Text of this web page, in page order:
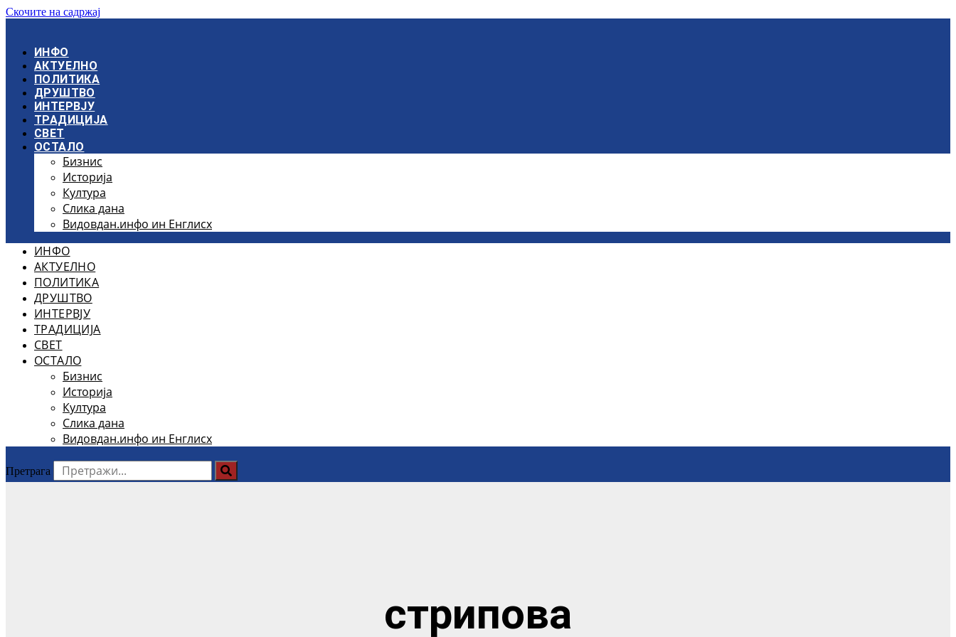
Скочите на садржај
ИНФО
АКТУЕЛНО
ПОЛИТИКА
ДРУШТВО
ИНТЕРВЈУ
ТРАДИЦИЈА
СВЕТ
ОСТАЛО
Бизнис
Историја
Култура
Слика дана
Видовдан.инфо ин Енглисх
ИНФО
АКТУЕЛНО
ПОЛИТИКА
ДРУШТВО
ИНТЕРВЈУ
ТРАДИЦИЈА
СВЕТ
ОСТАЛО
Бизнис
Историја
Култура
Слика дана
Видовдан.инфо ин Енглисх
Претрага
стрипова